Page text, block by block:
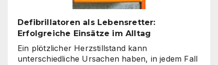
Defibrillatoren als Lebensretter:
Erfolgreiche Einsätze im Alltag
Ein plötzlicher Herzstillstand kann
unterschiedliche Ursachen haben, in jedem Fall